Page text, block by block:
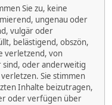
Sie zu, keine
ungenau oder
vulgär oder
belästigend, obszön,
verletzend, von
oder anderweitig
Sie stimmen
Inhalte beizutragen,
oder verfügen über